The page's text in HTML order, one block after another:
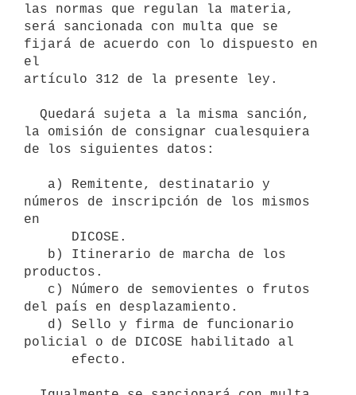
las normas que regulan la materia,
será sancionada con multa que se
fijará de acuerdo con lo dispuesto en
el
artículo 312 de la presente ley.
la omisión de consignar cualesquiera
de los siguientes datos:
números de inscripción de los mismos
en
productos.
del país en desplazamiento.
policial o de DICOSE habilitado al